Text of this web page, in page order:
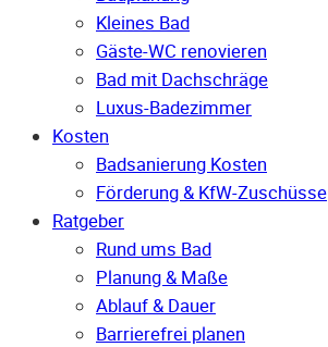
Kleines Bad
Gäste-WC renovieren
Bad mit Dachschräge
Luxus-Badezimmer
Kosten
Badsanierung Kosten
Förderung & KfW-Zuschüsse
Ratgeber
Rund ums Bad
Planung & Maße
Ablauf & Dauer
Barrierefrei planen